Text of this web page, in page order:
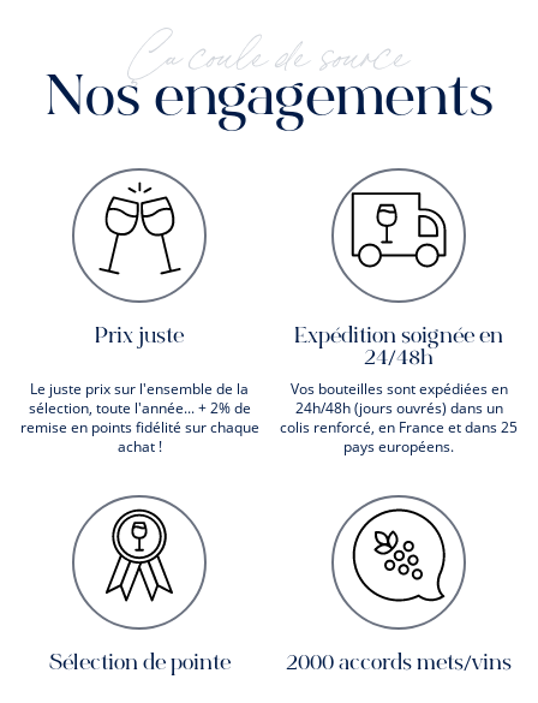
Ça coule de source
Nos engagements
Prix juste
Le juste prix sur l'ensemble de la
sélection, toute l'année... + 2% de
remise en points fidélité sur chaque
achat !
Expédition soignée en
24/48h
Vos bouteilles sont expédiées en
24h/48h (jours ouvrés) dans un
colis renforcé, en France et dans 25
pays européens.
Sélection de pointe 2000 accords mets/vins